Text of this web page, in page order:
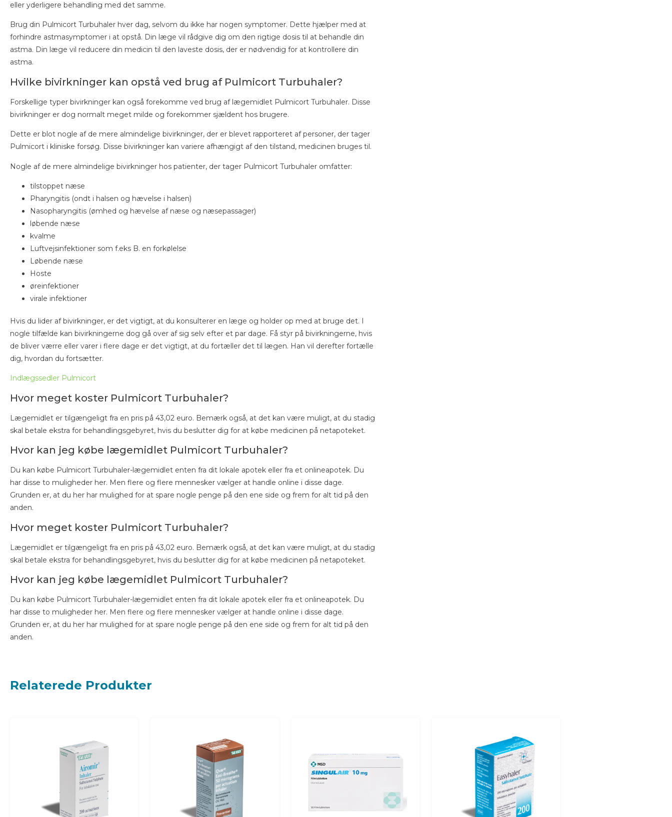
eller yderligere behandling med det samme.
Brug din Pulmicort Turbuhaler hver dag, selvom du ikke har nogen symptomer. Dette hjælper med at
forhindre astmasymptomer i at opstå. Din læge vil rådgive dig om den rigtige dosis til at behandle din
astma. Din læge vil reducere din medicin til den laveste dosis, der er nødvendig for at kontrollere din
astma.
Hvilke bivirkninger kan opstå ved brug af Pulmicort Turbuhaler?
Forskellige typer bivirkninger kan også forekomme ved brug af lægemidlet Pulmicort Turbuhaler. Disse
bivirkninger er dog normalt meget milde og forekommer sjældent hos brugere.
Dette er blot nogle af de mere almindelige bivirkninger, der er blevet rapporteret af personer, der tager
Pulmicort i kliniske forsøg. Disse bivirkninger kan variere afhængigt af den tilstand, medicinen bruges til.
Nogle af de mere almindelige bivirkninger hos patienter, der tager Pulmicort Turbuhaler omfatter:
tilstoppet næse
Pharyngitis (ondt i halsen og hævelse i halsen)
Nasopharyngitis (ømhed og hævelse af næse og næsepassager)
løbende næse
kvalme
Luftvejsinfektioner som f.eks B. en forkølelse
Løbende næse
Hoste
øreinfektioner
virale infektioner
Hvis du lider af bivirkninger, er det vigtigt, at du konsulterer en læge og holder op med at bruge det. I
nogle tilfælde kan bivirkningerne dog gå over af sig selv efter et par dage. Få styr på bivirkningerne, hvis
de bliver værre eller varer i flere dage er det vigtigt, at du fortæller det til lægen. Han vil derefter fortælle
dig, hvordan du fortsætter.
Indlægssedler Pulmicort
Hvor meget koster Pulmicort Turbuhaler?
Lægemidlet er tilgængeligt fra en pris på 43,02 euro. Bemærk også, at det kan være muligt, at du stadig
skal betale ekstra for behandlingsgebyret, hvis du beslutter dig for at købe medicinen på netapoteket.
Hvor kan jeg købe lægemidlet Pulmicort Turbuhaler?
Du kan købe Pulmicort Turbuhaler-lægemidlet enten fra dit lokale apotek eller fra et onlineapotek. Du
har disse to muligheder her. Men flere og flere mennesker vælger at handle online i disse dage.
Grunden er, at du her har mulighed for at spare nogle penge på den ene side og frem for alt tid på den
anden.
Hvor meget koster Pulmicort Turbuhaler?
Lægemidlet er tilgængeligt fra en pris på 43,02 euro. Bemærk også, at det kan være muligt, at du stadig
skal betale ekstra for behandlingsgebyret, hvis du beslutter dig for at købe medicinen på netapoteket.
Hvor kan jeg købe lægemidlet Pulmicort Turbuhaler?
Du kan købe Pulmicort Turbuhaler-lægemidlet enten fra dit lokale apotek eller fra et onlineapotek. Du
har disse to muligheder her. Men flere og flere mennesker vælger at handle online i disse dage.
Grunden er, at du her har mulighed for at spare nogle penge på den ene side og frem for alt tid på den
anden.
Relaterede Produkter